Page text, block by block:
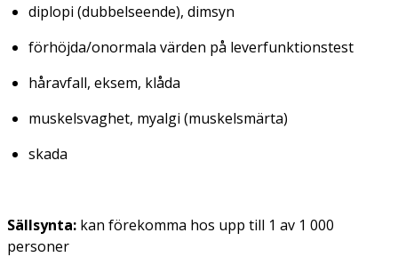
diplopi (dubbelseende), dimsyn
förhöjda/onormala värden på leverfunktionstest
håravfall, eksem, klåda
muskelsvaghet, myalgi (muskelsmärta)
skada
Sällsynta: kan förekomma hos upp till 1 av 1 000
personer